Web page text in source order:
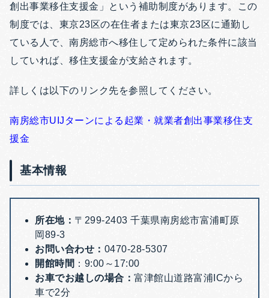
創出事業移住支援金」という補助制度があります。この
制度では、東京23区の在住者または東京23区に通勤し
ている人で、南房総市へ移住して定められた条件に該当
していれば、移住支援金が支給されます。
詳しくは以下のリンク先を参照してください。
南房総市UIJターンによる起業・就業者創出事業移住支
援金
基本情報
所在地： 〒299-2403 千葉県南房総市富浦町原
岡89-3
お問い合わせ： 0470-28-5307
開館時間 ：9:00～17:00
お車でお越しの場合： 富津館山道路富浦ICから
車で2分